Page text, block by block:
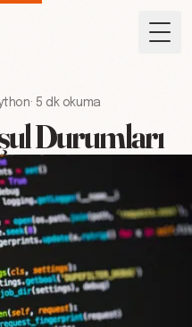
· 5 dk okuma
Durumları